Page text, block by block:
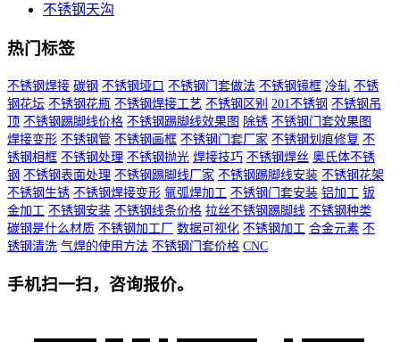
不锈钢天沟
热门标签
不锈钢焊接 碳钢 不锈钢垭口 不锈钢门套做法 不锈钢镜框 冷轧 不锈
钢花坛 不锈钢花瓶 不锈钢焊接工艺 不锈钢区别 201不锈钢 不锈钢吊
顶 不锈钢踢脚线价格 不锈钢踢脚线效果图 除锈 不锈钢门套效果图
焊接变形 不锈钢管 不锈钢画框 不锈钢门套厂家 不锈钢划痕修复 不
锈钢相框 不锈钢处理 不锈钢抛光 焊接技巧 不锈钢焊丝 奥氏体不锈
钢 不锈钢表面处理 不锈钢踢脚线厂家 不锈钢踢脚线安装 不锈钢花架
不锈钢生锈 不锈钢焊接变形 氩弧焊加工 不锈钢门套安装 铝加工 钣
金加工 不锈钢安装 不锈钢线条价格 拉丝不锈钢踢脚线 不锈钢种类
碳钢是什么材质 不锈钢加工厂 数据可视化 不锈钢加工 合金元素 不
锈钢清洗 气焊的使用方法 不锈钢门套价格 CNC
手机扫一扫，咨询报价。